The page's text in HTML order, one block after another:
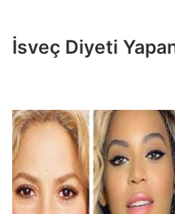
İsveç Diyeti